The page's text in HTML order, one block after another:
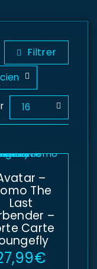
Filtrer
16
–
The
Last
–
Carte
€